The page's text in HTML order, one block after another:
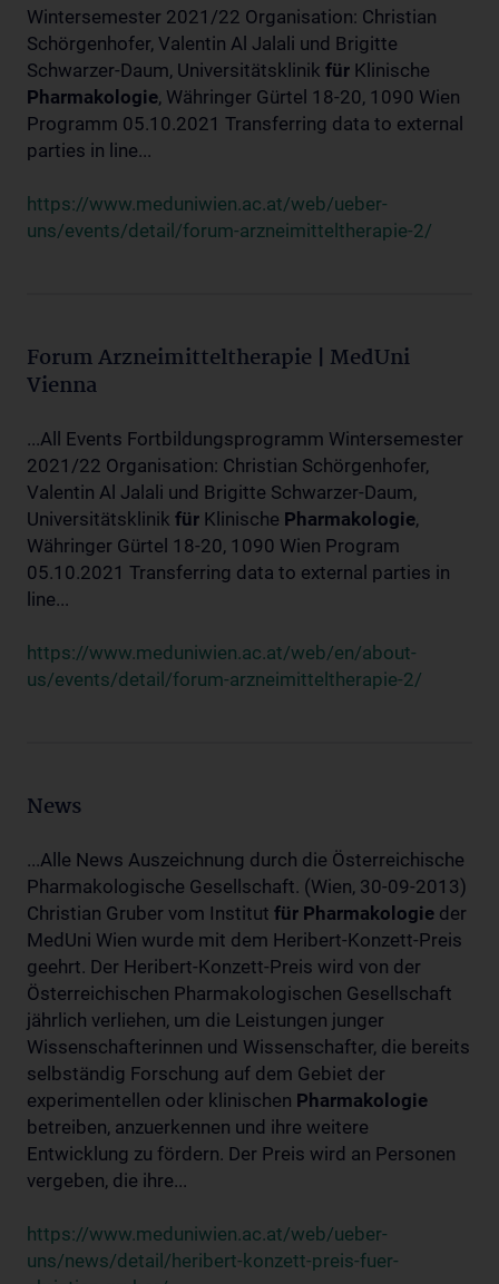
Wintersemester 2021/22 Organisation: Christian
Schörgenhofer, Valentin Al Jalali und Brigitte
Schwarzer-Daum, Universitätsklinik für Klinische
Pharmakologie, Währinger Gürtel 18-20, 1090 Wien
Programm 05.10.2021 Transferring data to external
parties in line...
https://www.meduniwien.ac.at/web/ueber-
uns/events/detail/forum-arzneimitteltherapie-2/
Forum Arzneimitteltherapie | MedUni
Vienna
...All Events Fortbildungsprogramm Wintersemester
2021/22 Organisation: Christian Schörgenhofer,
Valentin Al Jalali und Brigitte Schwarzer-Daum,
Universitätsklinik für Klinische Pharmakologie,
Währinger Gürtel 18-20, 1090 Wien Program
05.10.2021 Transferring data to external parties in
line...
https://www.meduniwien.ac.at/web/en/about-
us/events/detail/forum-arzneimitteltherapie-2/
News
...Alle News Auszeichnung durch die Österreichische
Pharmakologische Gesellschaft. (Wien, 30-09-2013)
Christian Gruber vom Institut für Pharmakologie der
MedUni Wien wurde mit dem Heribert-Konzett-Preis
geehrt. Der Heribert-Konzett-Preis wird von der
Österreichischen Pharmakologischen Gesellschaft
jährlich verliehen, um die Leistungen junger
Wissenschafterinnen und Wissenschafter, die bereits
selbständig Forschung auf dem Gebiet der
experimentellen oder klinischen Pharmakologie
betreiben, anzuerkennen und ihre weitere
Entwicklung zu fördern. Der Preis wird an Personen
vergeben, die ihre...
https://www.meduniwien.ac.at/web/ueber-
uns/news/detail/heribert-konzett-preis-fuer-